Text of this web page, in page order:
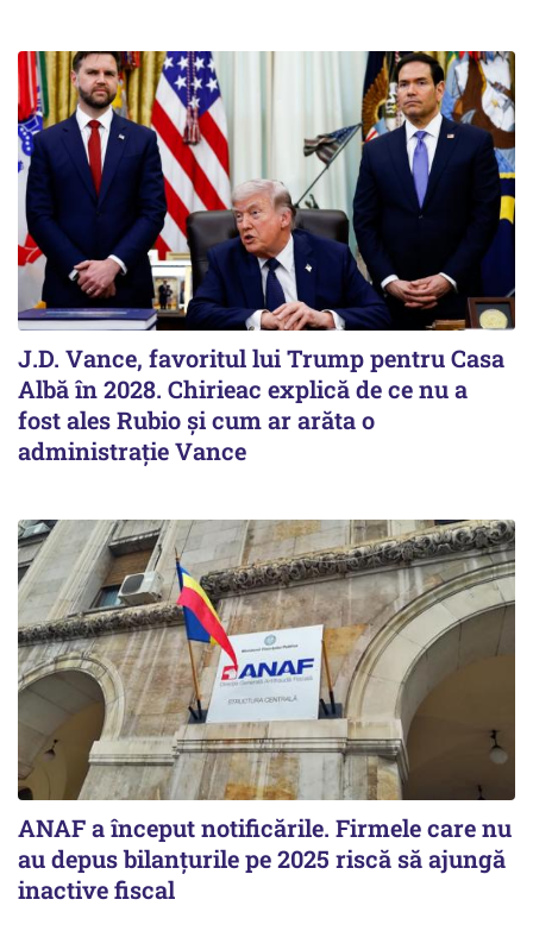
J.D. Vance, favoritul lui Trump pentru Casa
Albă în 2028. Chirieac explică de ce nu a
fost ales Rubio și cum ar arăta o
administrație Vance
ANAF a început notificările. Firmele care nu
au depus bilanțurile pe 2025 riscă să ajungă
inactive fiscal